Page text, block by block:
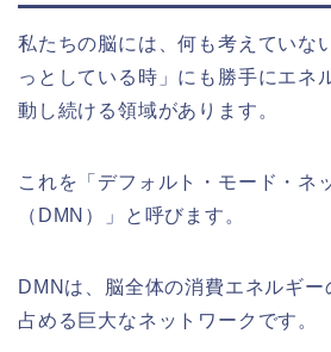
私たちの脳には、何も考えていな
っとしている時」にも勝手にエネ
動し続ける領域があります。
これを「デフォルト・モード・ネ
（DMN）」と呼びます。
DMNは、脳全体の消費エネルギ
占める巨大なネットワークです。